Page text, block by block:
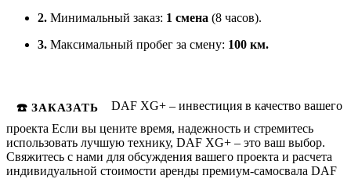
2. Минимальный заказ: 1 смена (8 часов).
3. Максимальный пробег за смену: 100 км.
☎️ ЗАКАЗАТЬ
DAF XG+ – инвестиция в качество вашего
проекта Если вы цените время, надежность и стремитесь
использовать лучшую технику, DAF XG+ – это ваш выбор.
Свяжитесь с нами для обсуждения вашего проекта и расчета
индивидуальной стоимости аренды премиум-самосвала DAF